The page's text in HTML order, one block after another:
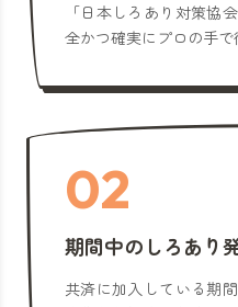
「日本しろあり対策協
全かつ確実にプロの手で
02
期間中のしろあり
共済に加入している期